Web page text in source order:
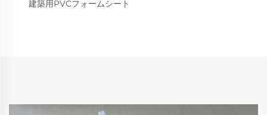
建築用PVCフォームシート